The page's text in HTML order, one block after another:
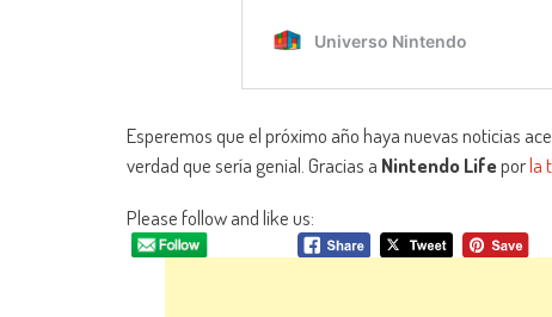
Esperemos que el próximo año haya nuevas noticias
verdad que sería genial. Gracias a Nintendo Lifeporla
Please follow and like us: